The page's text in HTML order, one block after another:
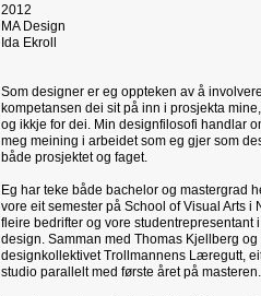
2012
MA Design
Ida Ekroll
Som designer er eg oppteken av å
kompetansen dei sit på inn i prosjekta
og ikkje for dei. Min designfilosofi handlar
meg meining i arbeidet som eg gjer som
både prosjektet og faget.
Eg har teke både bachelor og mastergrad
vore eit semester på School of Visual Arts i
fleire bedrifter og vore studentrepresentant
design. Samman med Thomas Kjellberg og
designkollektivet Trollmannens Læregutt,
studio parallelt med første året på masteren.